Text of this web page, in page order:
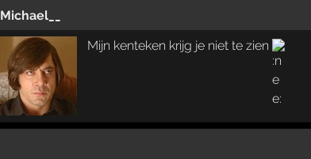
Michael__
Mijn kenteken krijg je niet te zien